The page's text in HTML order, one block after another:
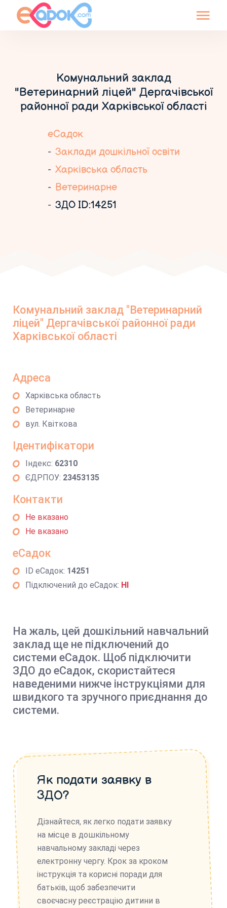
Комунальний заклад
"Ветеринарний ліцей" Дергачівської
районної ради Харківської області
еСадок
Заклади дошкільної освіти
Харківська область
Ветеринарне
ЗДО ID:14251
Комунальний заклад "Ветеринарний
ліцей" Дергачівської районної ради
Харківської області
Адреса
Харківська область
Ветеринарне
вул. Квіткова
Ідентифікатори
Індекс: 62310
ЄДРПОУ: 23453135
Контакти
Не вказано
Не вказано
еСадок
ID еСадок: 14251
Підключений до еСадок: НІ
На жаль, цей дошкільний навчальний
заклад ще не підключений до
системи еСадок. Щоб підключити
ЗДО до еСадок, скористайтеся
наведеними нижче інструкціями для
швидкого та зручного приєднання до
системи.
Як подати заявку в
ЗДО?
Дізнайтеся, як легко подати заявку
на місце в дошкільному
навчальному закладі через
електронну чергу. Крок за кроком
інструкція та корисні поради для
батьків, щоб забезпечити
своєчасну реєстрацію дитини в